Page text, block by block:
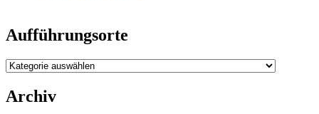
Aufführungsorte
Aufführungsorte
Archiv